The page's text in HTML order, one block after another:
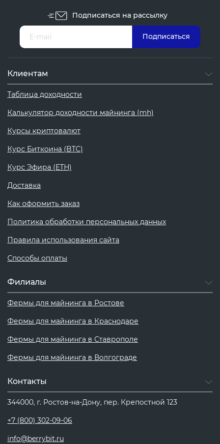
Подписаться на рассылку
Клиентам
Таблица доходности
Калькулятор доходности майнинга (mh)
Курсы криптовалют
Курс Биткоина (BTC)
Курс Эфира (ETH)
Доставка
Как оформить заказ
Политика обработки персональных данных
Правила использования сайта
Способы оплаты
Филиалы
Фермы для майнинга в Ростове
Фермы для майнинга в Краснодаре
Фермы для майнинга в Ставрополе
Фермы для майнинга в Волгограде
Контакты
344000, г. Ростов-на-Дону, пер. Крепостной 123
+7 (800) 302-09-06
info@berrybit.ru